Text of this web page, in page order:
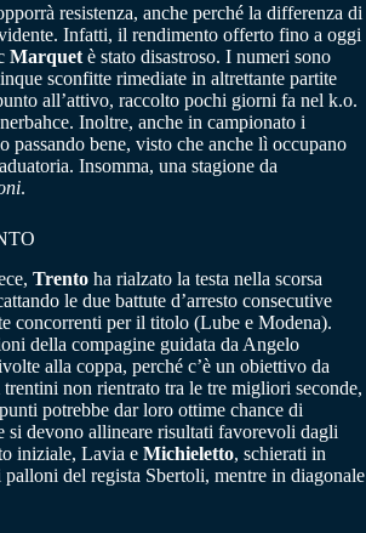
resistenza, anche perché la differenza di
Infatti, il rendimento offerto fino a oggi
Marquet è stato disastroso. I numeri sono
sconfitte rimediate in altrettante partite
all’attivo, raccolto pochi giorni fa nel k.o.
Inoltre, anche in campionato i
passando bene, visto che anche lì occupano
Insomma, una stagione da
.
Trento ha rialzato la testa nella scorsa
le due battute d’arresto consecutive
concorrenti per il titolo (Lube e Modena).
della compagine guidata da Angelo
alla coppa, perché c’è un obiettivo da
non rientrato tra le tre migliori seconde,
potrebbe dar loro ottime chance di
si devono allineare risultati favorevoli dagli
iniziale, Lavia e Michieletto, schierati in
del regista Sbertoli, mentre in diagonale